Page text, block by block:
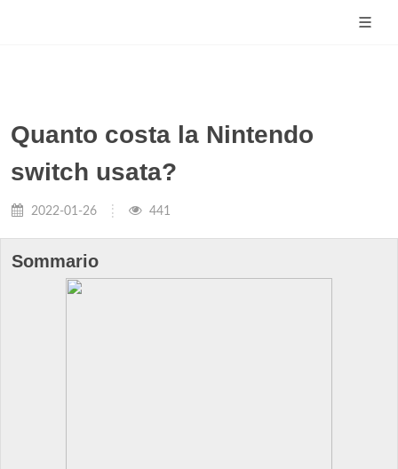
Quanto costa la Nintendo
switch usata?
2022-01-26 441
Sommario